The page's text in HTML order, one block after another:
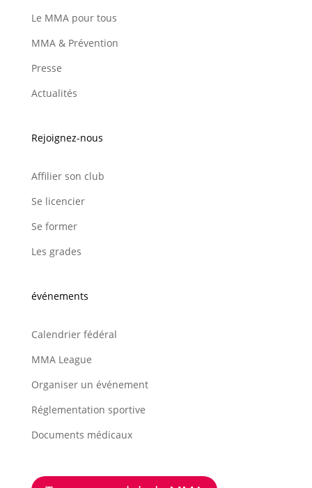
Le MMA pour tous
MMA & Prévention
Presse
Actualités
Rejoignez-nous
Affilier son club
Se licencier
Se former
Les grades
événements
Calendrier fédéral
MMA League
Organiser un événement
Réglementation sportive
Documents médicaux